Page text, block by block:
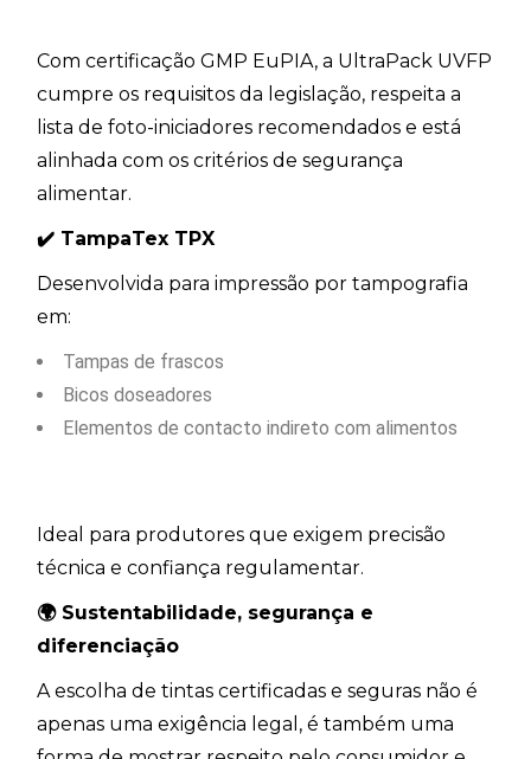
Com certificação GMP EuPIA, a UltraPack UVFP
cumpre os requisitos da legislação, respeita a
lista de foto-iniciadores recomendados e está
alinhada com os critérios de segurança
alimentar.
✔️ TampaTex TPX
Desenvolvida para impressão por tampografia
em:
Tampas de frascos
Bicos doseadores
Elementos de contacto indireto com alimentos
Ideal para produtores que exigem precisão
técnica e confiança regulamentar.
🌍 Sustentabilidade, segurança e
diferenciação
A escolha de tintas certificadas e seguras não é
apenas uma exigência legal, é também uma